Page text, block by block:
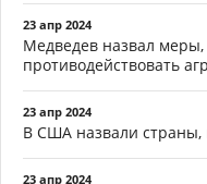
23 апр 2024
Медведев назвал
противодействовать
23 апр 2024
В США назвали страны,
23 апр 2024